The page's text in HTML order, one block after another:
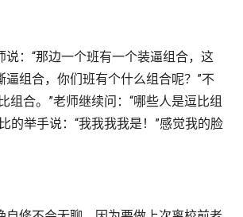
说：“那边一个班有一个装逼组合，这
逼组合，你们班有个什么组合呢？”不
组合。”老师继续问：“哪些人是逗比组
的举手说：“我我我我是！”感觉我的脸